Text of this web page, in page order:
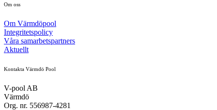
Om oss
Om Värmdöpool
Integritetspolicy
Våra samarbetspartners
Aktuellt
Kontakta Värmdö Pool
V-pool AB
Värmdö
Org. nr. 556987-4281